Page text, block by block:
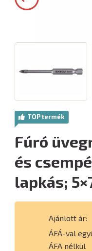
TOP termék
Fúró
és
lapkás;
Ajánlott ár:
ÁFÁ-val
ÁFA nélkül